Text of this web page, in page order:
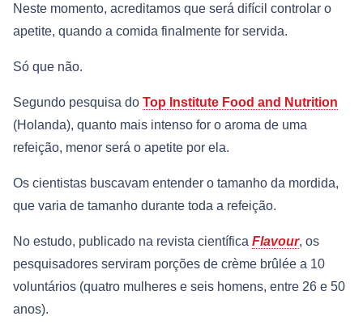
Neste momento, acreditamos que será difícil controlar o
apetite, quando a comida finalmente for servida.
Só que não.
Segundo pesquisa do Top Institute Food and Nutrition
(Holanda), quanto mais intenso for o aroma de uma
refeição, menor será o apetite por ela.
Os cientistas buscavam entender o tamanho da mordida,
que varia de tamanho durante toda a refeição.
No estudo, publicado na revista científica Flavour, os
pesquisadores serviram porções de crème brûlée a 10
voluntários (quatro mulheres e seis homens, entre 26 e 50
anos).